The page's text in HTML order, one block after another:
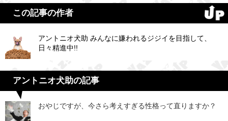
この記事の作者
アントニオ犬助 みんなに嫌われるジジイを目指して、
日々精進中!!
アントニオ犬助の記事
おやじですが、今さら考えすぎる性格って直りますか？